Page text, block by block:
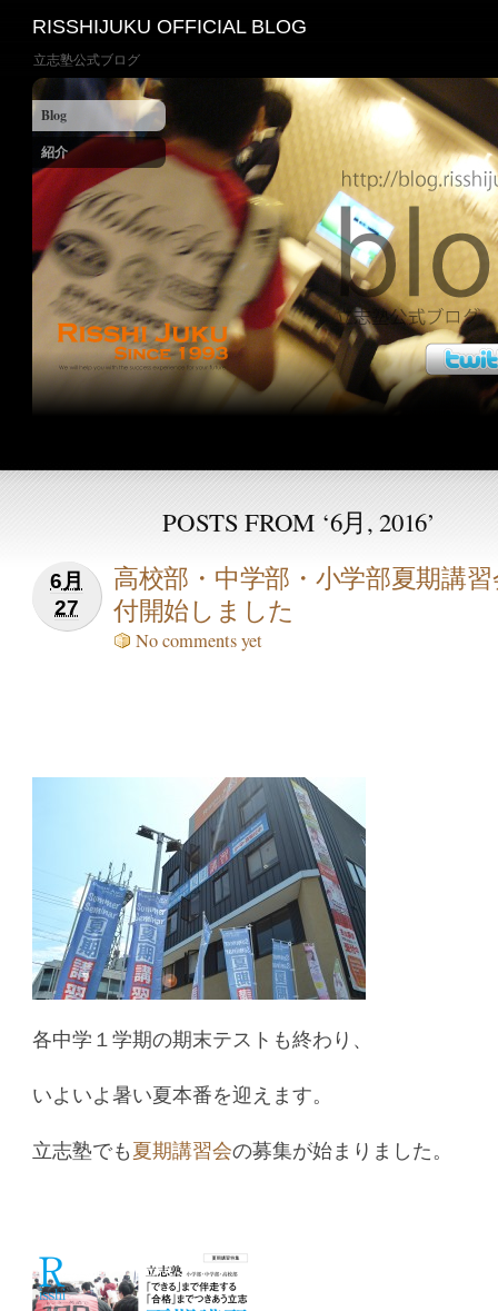
RISSHIJUKU OFFICIAL BLOG
立志塾公式ブログ
Blog
紹介
POSTS FROM ‘6月, 2016’
6月
27
高校部・中学部・小学部夏期講
付開始しました
No comments yet
各中学１学期の期末テストも終わり、
いよいよ暑い夏本番を迎えます。
立志塾でも 夏期講習会の募集が始まりました。